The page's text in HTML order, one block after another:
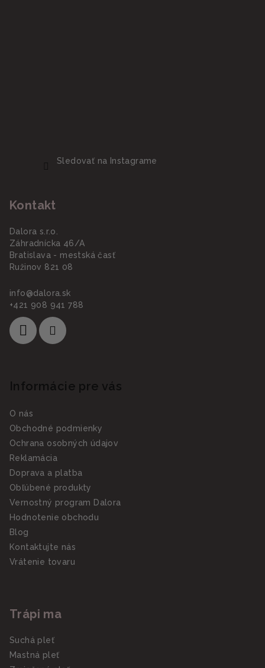
Sledovať na Instagrame
Kontakt
Dalora s.r.o.
Záhradnícka 46/A
Bratislava - mestská časť
Ružinov 821 08
info@dalora.sk
+421 908 941 788
Informácie pre vás
O nás
Obchodné podmienky
Ochrana osobných údajov
Reklamácia
Doprava a platba
Obľúbené produkty
Vernostný program Dalora
Hodnotenie obchodu
Blog
Kontaktujte nás
Vrátenie tovaru
Trápi ma
Suchá pleť
Mastná pleť